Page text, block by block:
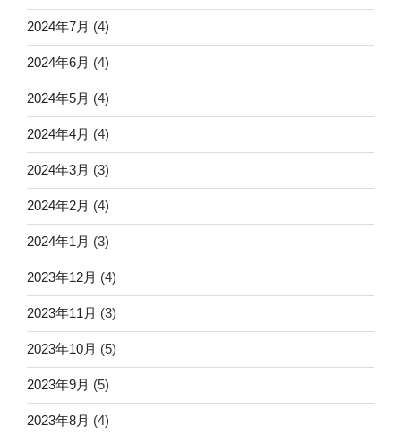
2024年7月 (4)
2024年6月 (4)
2024年5月 (4)
2024年4月 (4)
2024年3月 (3)
2024年2月 (4)
2024年1月 (3)
2023年12月 (4)
2023年11月 (3)
2023年10月 (5)
2023年9月 (5)
2023年8月 (4)